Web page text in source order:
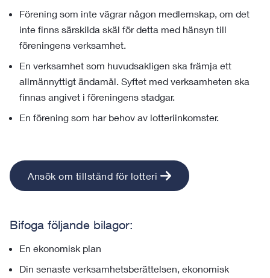
Förening som inte vägrar någon medlemskap, om det
inte finns särskilda skäl för detta med hänsyn till
föreningens verksamhet.
En verksamhet som huvudsakligen ska främja ett
allmännyttigt ändamål. Syftet med verksamheten ska
finnas angivet i föreningens stadgar.
En förening som har behov av lotteriinkomster.
Ansök om tillstånd för lotteri
Bifoga följande bilagor:
En ekonomisk plan
Din senaste verksamhetsberättelsen, ekonomisk